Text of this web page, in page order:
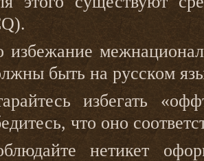
избежание
быть на русском
избегать
что оно
нетикет